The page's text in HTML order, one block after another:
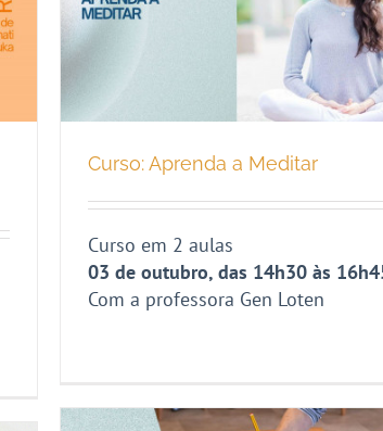
Curso: Aprenda a Meditar
Curso em 2 aulas
03 de outubro, das 14h30 às
Com a professora Gen Loten